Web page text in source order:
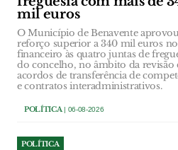
mil euros
O Município de Benavente
reforço superior a 340 mil euros
financeiro às quatro juntas de
do concelho, no âmbito da revisão
acordos de transferência de
e contratos interadministrativos.
POLÍTICA| 06-08-2026
POLÍTICA